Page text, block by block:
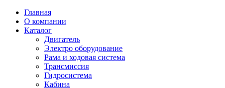
Главная
О компании
Каталог
Двигатель
Электро оборудование
Рама и ходовая система
Трансмиссия
Гидросистема
Кабина